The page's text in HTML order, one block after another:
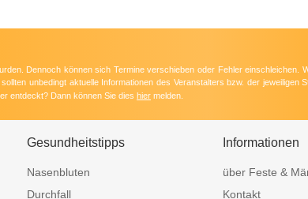
Dennoch können sich Termine verschieben oder Fehler einschleichen.
unbedingt aktuelle Informationen des Veranstalters bzw. der jeweiligen
entdeckt? Dann können Sie dies hier melden.
Gesundheitstipps
Nasenbluten
Durchfall
Informationen
über Feste &
Kontakt